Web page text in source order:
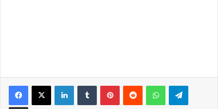
LinkedInTumblrPinterestReddit WhatsApp
Partilhar Via Email